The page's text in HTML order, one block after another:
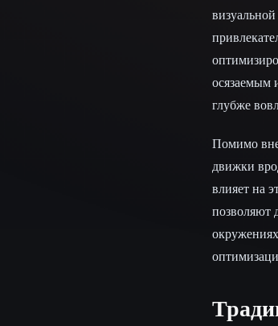
осязаемым
глубже
Помимо
движки
влияет на
позволяют